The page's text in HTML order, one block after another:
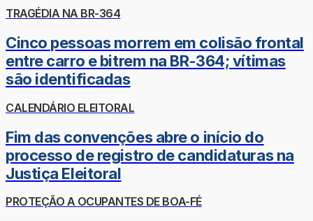
TRAGÉDIA NA BR-364
Cinco pessoas morrem em colisão frontal
entre carro e bitrem na BR-364; vítimas
são identificadas
CALENDÁRIO ELEITORAL
Fim das convenções abre o início do
processo de registro de candidaturas na
Justiça Eleitoral
PROTEÇÃO A OCUPANTES DE BOA-FÉ